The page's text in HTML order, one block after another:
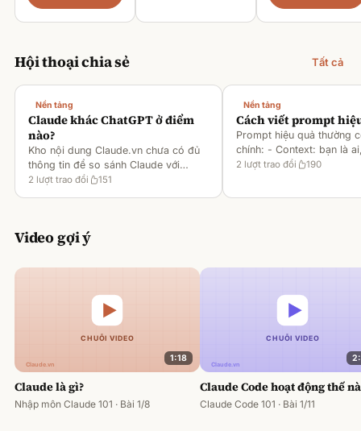
Hội thoại chia sẻ Tất cả
Nền tảng
Claude khác ChatGPT ở điểm
nào?
Kho nội dung Claude.vn chưa có đủ
thông tin để so sánh Claude với
ChatGPT. Hiện chỉ có tài liệu về
2 lượt trao đổi 151
Nền tảng
Cách viết prompt
Prompt hiệu quả thường
chính: - Context: bạn là
gì [1][2][6] - Task: muốn
2 lượt trao đổi 190
Video gợi ý
1:18
Claude là gì?
Nhập môn Claude 101 · Bài 1/8
Claude Code hoạt động thế
Claude Code 101 · Bài 1/11